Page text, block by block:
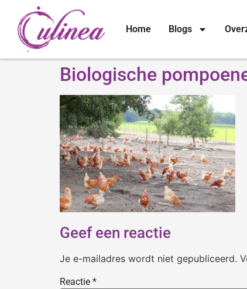
Home Blogs
Biologische
Geef een reactie
Je e-mailadres wordt niet gepubliceerd.
Reactie *